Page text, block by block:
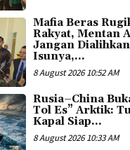
Mafia Beras
Rakyat, Mentan
Jangan Dialihkan
Isunya,...
8 August 2026 10:52 AM
Rusia–China
Tol Es” Arktik:
Kapal Siap...
8 August 2026 10:33 AM